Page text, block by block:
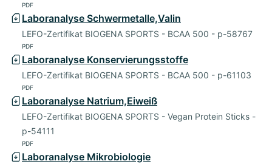
PDF
Laboranalyse Schwermetalle,Valin
LEFO-Zertifikat BIOGENA SPORTS - BCAA 500 - p-58767
PDF
Laboranalyse Konservierungsstoffe
LEFO-Zertifikat BIOGENA SPORTS - BCAA 500 - p-61103
PDF
Laboranalyse Natrium,Eiweiß
LEFO-Zertifikat BIOGENA SPORTS - Vegan Protein Sticks -
p-54111
PDF
Laboranalyse Mikrobiologie